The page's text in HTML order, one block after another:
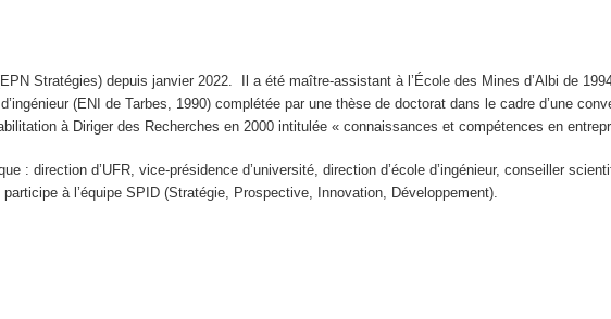
Stratégies) depuis janvier 2022. Il a été maître-assistant à l’École des Mines d’Albi de
(ENI de Tarbes, 1990) complétée par une thèse de doctorat dans le cadre d’une
à Diriger des Recherches en 2000 intitulée « connaissances et compétences en
: direction d’UFR, vice-présidence d’université, direction d’école d’ingénieur, conseiller
à l’équipe SPID (Stratégie, Prospective, Innovation, Développement).